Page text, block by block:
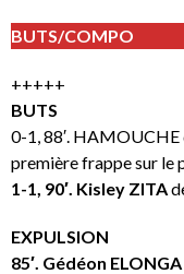
BUTS/COMPO
+++++
BUTS
0-1, 88′. HAMOUCHE
première frappe sur le
1-1, 90′. Kisley ZITA
EXPULSION
85′. Gédéon ELONGA